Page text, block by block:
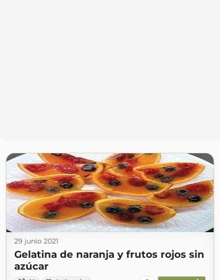
29 junio 2021
Gelatina de naranja y frutos rojos sin
azúcar